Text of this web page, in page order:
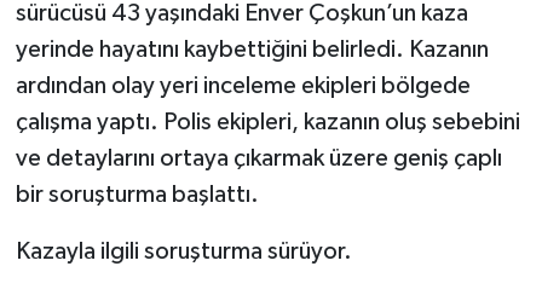
sürücüsü 43 yaşındaki Enver Çoşkun’un kaza
yerinde hayatını kaybettiğini belirledi. Kazanın
ardından olay yeri inceleme ekipleri bölgede
çalışma yaptı. Polis ekipleri, kazanın oluş sebebini
ve detaylarını ortaya çıkarmak üzere geniş çaplı
bir soruşturma başlattı.
Kazayla ilgili soruşturma sürüyor.